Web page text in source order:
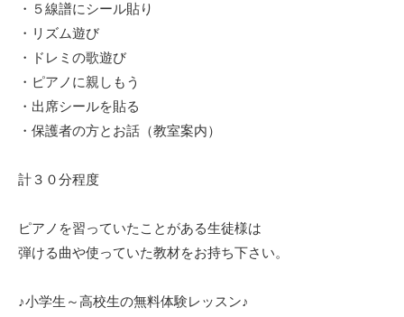
・５線譜にシール貼り
・リズム遊び
・ドレミの歌遊び
・ピアノに親しもう
・出席シールを貼る
・保護者の方とお話（教室案内）
計３０分程度
ピアノを習っていたことがある生徒様は
弾ける曲や使っていた教材をお持ち下さい。
♪小学生～高校生の無料体験レッスン♪